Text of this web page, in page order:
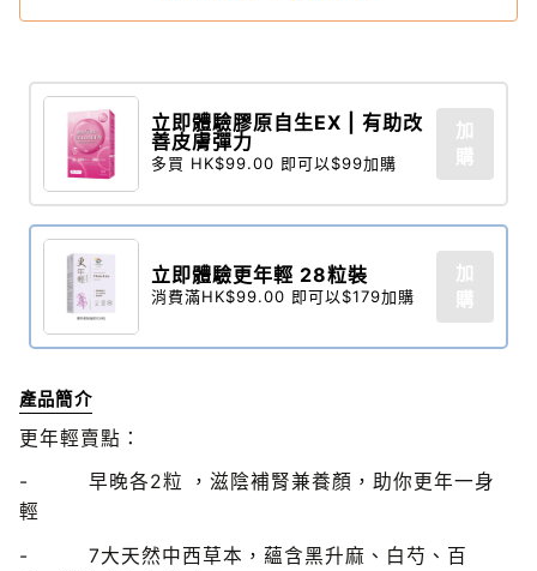
立即體驗膠原自生EX | 有助改
善皮膚彈力
多買 HK$99.00 即可以$99加購
加
購
立即體驗更年輕 28粒裝​
消費滿HK$99.00 即可以$179加購
加
購
產品簡介
更年輕賣點：
- 早晚各2粒 ，滋陰補腎兼養顏，助你更年一身
輕
- 7大天然中西草本，蘊含黑升麻、白芍、百